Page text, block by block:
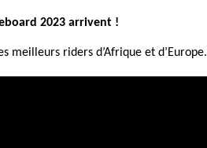
2023 arrivent !
meilleurs riders d’Afrique et d’Europe.